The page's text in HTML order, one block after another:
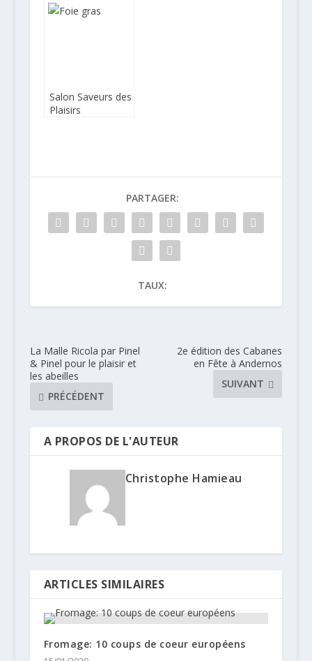
Salon Saveurs des
Plaisirs
PARTAGER:
TAUX:
La Malle Ricola par Pinel
& Pinel pour le plaisir et
les abeilles
PRÉCÉDENT
2e édition des Cabanes
en Fête à Andernos
SUIVANT
A PROPOS DE L'AUTEUR
Christophe Hamieau
ARTICLES SIMILAIRES
Fromage: 10 coups de coeur européens